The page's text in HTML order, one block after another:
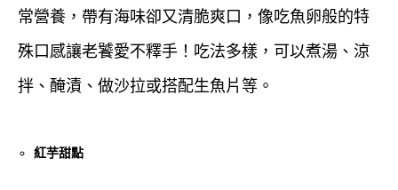
常營養，帶有海味卻又清脆爽口，像吃魚卵般的特
殊口感讓老饕愛不釋手！吃法多樣，可以煮湯、涼
拌、醃漬、做沙拉或搭配生魚片等。
紅芋甜點